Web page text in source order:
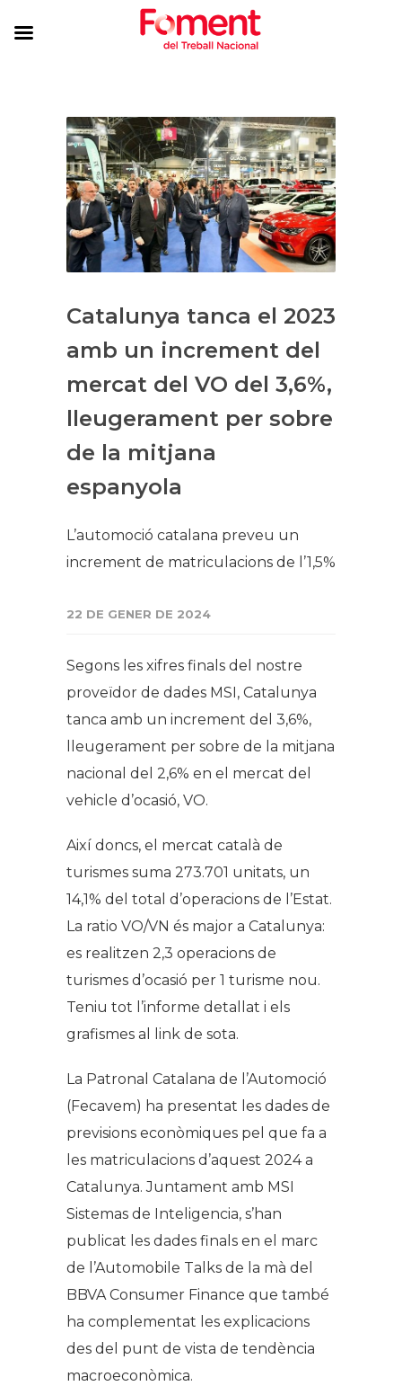
Catalunya tanca el 2023
amb un increment del
mercat del VO del 3,6%,
lleugerament per sobre
de la mitjana
espanyola
L’automoció catalana preveu un
increment de matriculacions de l’1,5%
22 DE GENER DE 2024
Segons les xifres finals del nostre
proveïdor de dades MSI, Catalunya
tanca amb un increment del 3,6%,
lleugerament per sobre de la mitjana
nacional del 2,6% en el mercat del
vehicle d’ocasió, VO.
Així doncs, el mercat català de
turismes suma 273.701 unitats, un
14,1% del total d’operacions de l’Estat.
La ratio VO/VN és major a Catalunya:
es realitzen 2,3 operacions de
turismes d’ocasió per 1 turisme nou.
Teniu tot l’informe detallat i els
grafismes al link de sota.
La Patronal Catalana de l’Automoció
(Fecavem) ha presentat les dades de
previsions econòmiques pel que fa a
les matriculacions d’aquest 2024 a
Catalunya. Juntament amb MSI
Sistemas de Inteligencia, s’han
publicat les dades finals en el marc
de l’Automobile Talks de la mà del
BBVA Consumer Finance que també
ha complementat les explicacions
des del punt de vista de tendència
macroeconòmica.